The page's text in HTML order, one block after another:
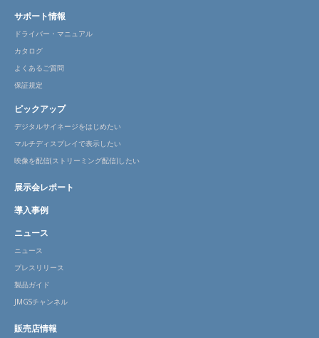
サポート情報
ドライバー・マニュアル
カタログ
よくあるご質問
保証規定
ピックアップ
デジタルサイネージをはじめたい
マルチディスプレイで表示したい
映像を配信(ストリーミング配信)したい
展示会レポート
導入事例
ニュース
ニュース
プレスリリース
製品ガイド
JMGSチャンネル
販売店情報